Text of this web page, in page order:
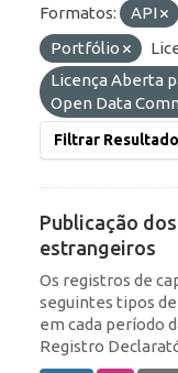
Formatos: API
Portfólio
Licença Aberta
Open Data
Filtrar
Publicação
estrangeiros
Os registros de
seguintes tipos
em cada período
Registro